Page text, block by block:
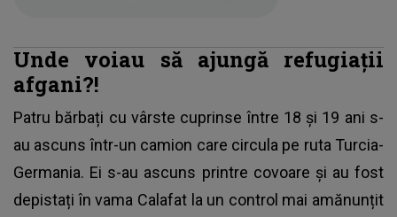
Unde voiau să ajungă refugiații
afgani?!
Patru bărbați cu vârste cuprinse între 18 și 19 ani s-
au ascuns într-un camion care circula pe ruta Turcia-
Germania. Ei s-au ascuns printre covoare și au fost
depistați în vama Calafat la un control mai amănunțit